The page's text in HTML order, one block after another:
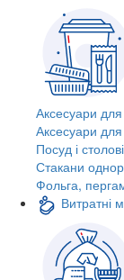
Аксесуари для
Аксесуари для
Посуд і
Стакани
Фольга,
Витратні